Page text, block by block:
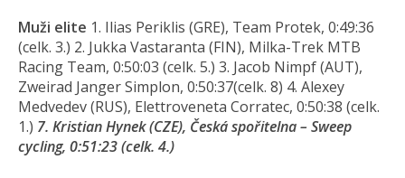
Muži elite 1. Ilias Periklis (GRE), Team Protek, 0:49:36
(celk. 3.) 2. Jukka Vastaranta (FIN), Milka-Trek MTB
Racing Team, 0:50:03 (celk. 5.) 3. Jacob Nimpf (AUT),
Zweirad Janger Simplon, 0:50:37(celk. 8) 4. Alexey
Medvedev (RUS), Elettroveneta Corratec, 0:50:38 (celk.
1.) 7. Kristian Hynek (CZE), Česká spořitelna – Sweep
cycling, 0:51:23 (celk. 4.)